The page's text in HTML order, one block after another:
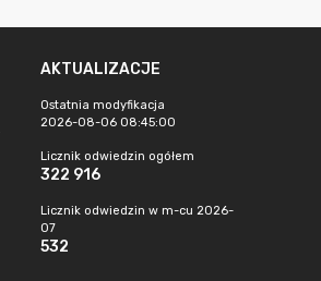
AKTUALIZACJE
Ostatnia modyfikacja
2026-08-06 08:45:00
Licznik odwiedzin ogółem
322 916
Licznik odwiedzin w m-cu 2026-
07
532